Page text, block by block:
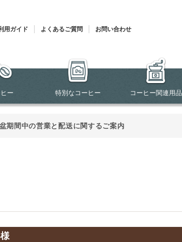
用ガイド よくあるご質問
お問い合わせ
ー 特別なコーヒー コーヒー関連用品
期間中の営業と配送に関するご案内